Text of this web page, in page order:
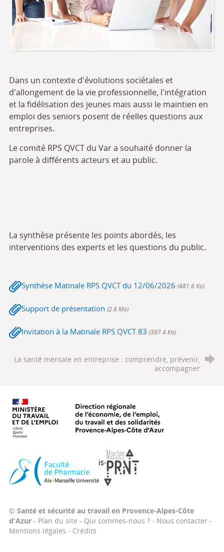
Dans un contexte d'évolutions sociétales et
d'allongement de la vie professionnelle, l'intégration
et la fidélisation des jeunes mais aussi le maintien en
emploi des seniors posent de réelles questions aux
entreprises.
Le comité RPS QVCT du Var a souhaité donner la
parole à différents acteurs et au public.
La synthèse présente les points abordés, les
interventions des experts et les questions du public.
Synthèse Matinale RPS QVCT du 12/06/2026 (481.6 Ko)
Support de présentation (2.6 Mo)
Invitation à la Matinale RPS QVCT 83 (397.4 Ko)
La santé mentale en entreprise : comprendre, prévenir,
accompagner
Ministère du travail, de l'emploi,
© Santé et sécurité au travail en Provence-Alpes-Côte
d'Azur- Plan du site - Qui sommes-nous ?- Nous contacter-
Mentions légales - Crédits